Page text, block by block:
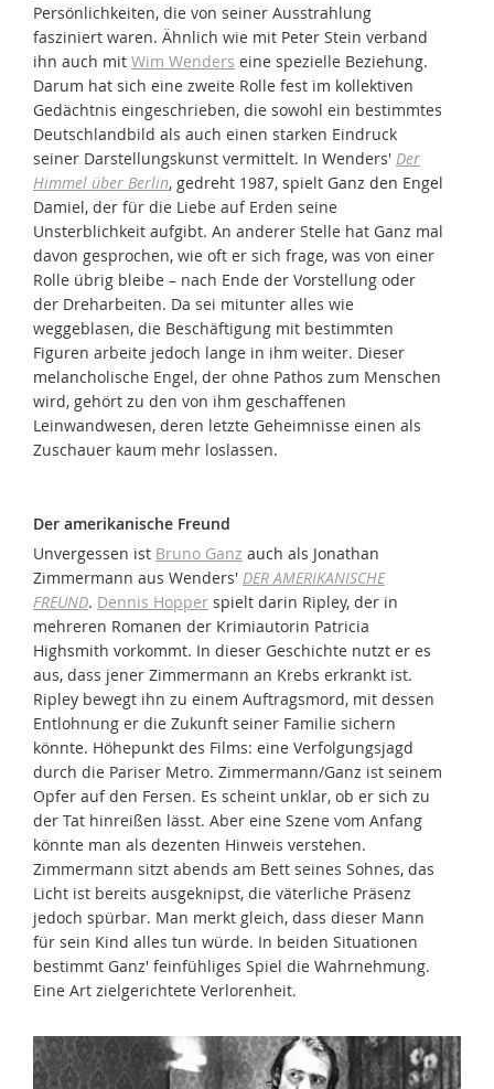
Persönlichkeiten, die von seiner Ausstrahlung
fasziniert waren. Ähnlich wie mit Peter Stein verband
ihn auch mit Wim Wenders eine spezielle Beziehung.
Darum hat sich eine zweite Rolle fest im kollektiven
Gedächtnis eingeschrieben, die sowohl ein bestimmtes
Deutschlandbild als auch einen starken Eindruck
seiner Darstellungskunst vermittelt. In Wenders' Der
Himmel über Berlin, gedreht 1987, spielt Ganz den Engel
Damiel, der für die Liebe auf Erden seine
Unsterblichkeit aufgibt. An anderer Stelle hat Ganz mal
davon gesprochen, wie oft er sich frage, was von einer
Rolle übrig bleibe – nach Ende der Vorstellung oder
der Dreharbeiten. Da sei mitunter alles wie
weggeblasen, die Beschäftigung mit bestimmten
Figuren arbeite jedoch lange in ihm weiter. Dieser
melancholische Engel, der ohne Pathos zum Menschen
wird, gehört zu den von ihm geschaffenen
Leinwandwesen, deren letzte Geheimnisse einen als
Zuschauer kaum mehr loslassen.
Der amerikanische Freund
Unvergessen ist Bruno Ganz auch als Jonathan
Zimmermann aus Wenders' DER AMERIKANISCHE
FREUND. Dennis Hopper spielt darin Ripley, der in
mehreren Romanen der Krimiautorin Patricia
Highsmith vorkommt. In dieser Geschichte nutzt er es
aus, dass jener Zimmermann an Krebs erkrankt ist.
Ripley bewegt ihn zu einem Auftragsmord, mit dessen
Entlohnung er die Zukunft seiner Familie sichern
könnte. Höhepunkt des Films: eine Verfolgungsjagd
durch die Pariser Metro. Zimmermann/Ganz ist seinem
Opfer auf den Fersen. Es scheint unklar, ob er sich zu
der Tat hinreißen lässt. Aber eine Szene vom Anfang
könnte man als dezenten Hinweis verstehen.
Zimmermann sitzt abends am Bett seines Sohnes, das
Licht ist bereits ausgeknipst, die väterliche Präsenz
jedoch spürbar. Man merkt gleich, dass dieser Mann
für sein Kind alles tun würde. In beiden Situationen
bestimmt Ganz' feinfühliges Spiel die Wahrnehmung.
Eine Art zielgerichtete Verlorenheit.